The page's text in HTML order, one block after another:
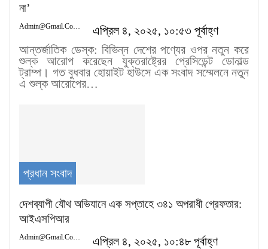
না’
এপ্রিল ৪, ২০২৫, ১০:৫৩ পূর্বাহ্ণ
আন্তর্জাতিক ডেস্ক: বিভিন্ন দেশের পণ্যের ওপর নতুন করে
শুল্ক আরোপ করেছেন যুক্তরাষ্ট্রের প্রেসিডেন্ট ডোনাল্ড
ট্রাম্প। গত বুধবার হোয়াইট হাউসে এক সংবাদ সম্মেলনে নতুন
এ শুল্ক আরোপের…
প্রধান সংবাদ
দেশব্যাপী যৌথ অভিযানে এক সপ্তাহে ৩৪১ অপরাধী গ্রেফতার:
আইএসপিআর
Admin@gmail.com
এপ্রিল ৪, ২০২৫, ১০:৪৮ পূর্বাহ্ণ